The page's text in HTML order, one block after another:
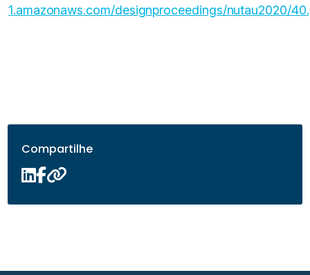
1.amazonaws.com/designproceedings/nutau2020/
Compartilhe